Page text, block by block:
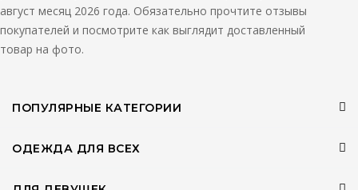
август месяц 2026 года. Обязательно прочтите отзывы
покупателей и посмотрите как выглядит доставленный
товар на фото.
ПОПУЛЯРНЫЕ КАТЕГОРИИ
ОДЕЖДА ДЛЯ ВСЕХ